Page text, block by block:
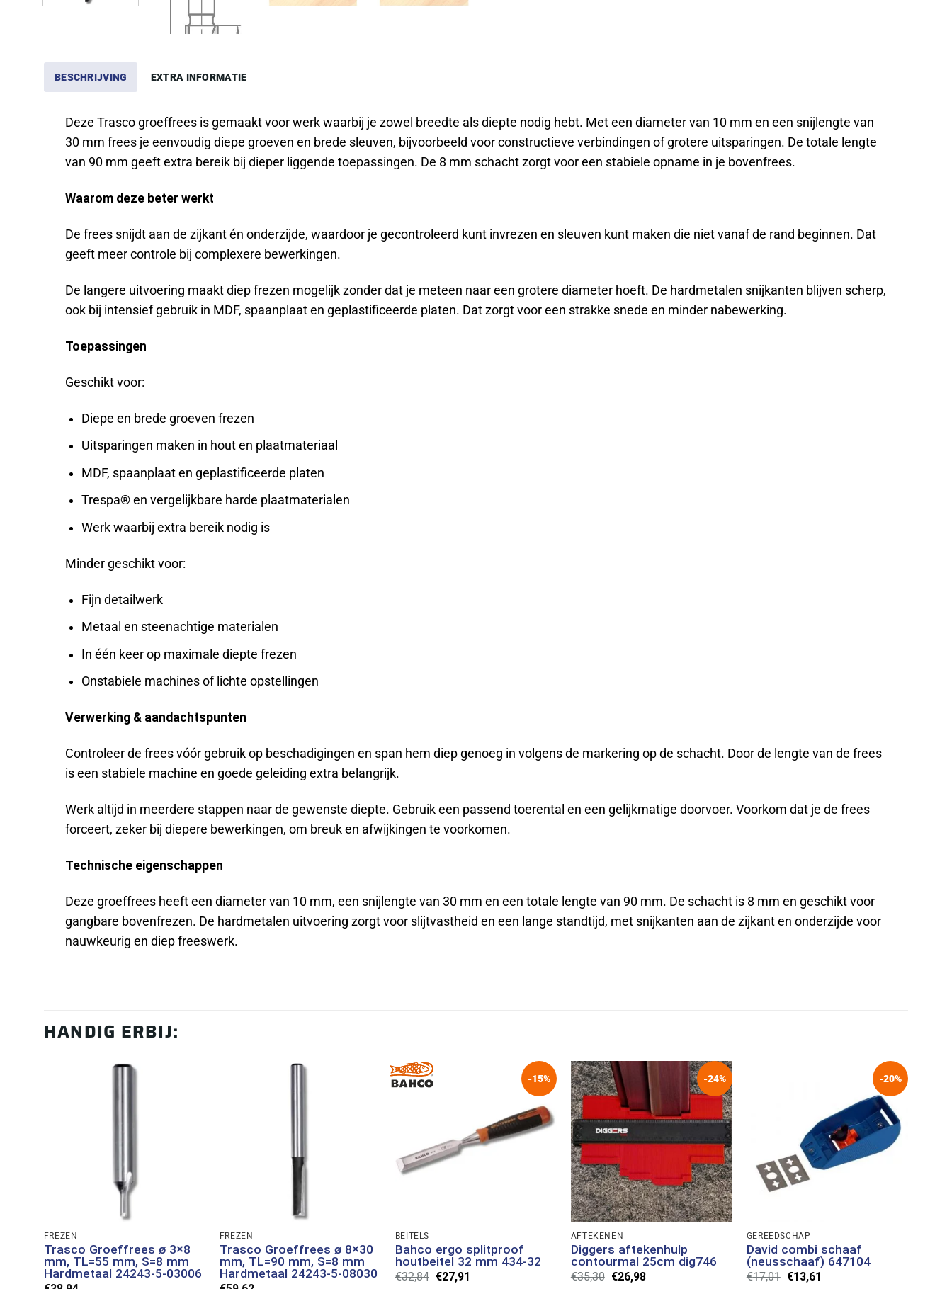
BESCHRIJVING EXTRA INFORMATIE
Deze Trasco groeffrees is gemaakt voor werk waarbij je zowel breedte als diepte nodig hebt. Met een diameter van 10 mm en een snijlengte van
30 mm frees je eenvoudig diepe groeven en brede sleuven, bijvoorbeeld voor constructieve verbindingen of grotere uitsparingen. De totale lengte
van 90 mm geeft extra bereik bij dieper liggende toepassingen. De 8 mm schacht zorgt voor een stabiele opname in je bovenfrees.
Waarom deze beter werkt
De frees snijdt aan de zijkant én onderzijde, waardoor je gecontroleerd kunt invrezen en sleuven kunt maken die niet vanaf de rand beginnen. Dat
geeft meer controle bij complexere bewerkingen.
De langere uitvoering maakt diep frezen mogelijk zonder dat je meteen naar een grotere diameter hoeft. De hardmetalen snijkanten blijven scherp,
ook bij intensief gebruik in MDF, spaanplaat en geplastificeerde platen. Dat zorgt voor een strakke snede en minder nabewerking.
Toepassingen
Geschikt voor:
Diepe en brede groeven frezen
Uitsparingen maken in hout en plaatmateriaal
MDF, spaanplaat en geplastificeerde platen
Trespa® en vergelijkbare harde plaatmaterialen
Werk waarbij extra bereik nodig is
Minder geschikt voor:
Fijn detailwerk
Metaal en steenachtige materialen
In één keer op maximale diepte frezen
Onstabiele machines of lichte opstellingen
Verwerking & aandachtspunten
Controleer de frees vóór gebruik op beschadigingen en span hem diep genoeg in volgens de markering op de schacht. Door de lengte van de frees
is een stabiele machine en goede geleiding extra belangrijk.
Werk altijd in meerdere stappen naar de gewenste diepte. Gebruik een passend toerental en een gelijkmatige doorvoer. Voorkom dat je de frees
forceert, zeker bij diepere bewerkingen, om breuk en afwijkingen te voorkomen.
Technische eigenschappen
Deze groeffrees heeft een diameter van 10 mm, een snijlengte van 30 mm en een totale lengte van 90 mm. De schacht is 8 mm en geschikt voor
gangbare bovenfrezen. De hardmetalen uitvoering zorgt voor slijtvastheid en een lange standtijd, met snijkanten aan de zijkant en onderzijde voor
nauwkeurig en diep freeswerk.
HANDIG ERBIJ:
FREZEN
Trasco Groeffrees ø 3×8
mm, TL=55 mm, S=8 mm
Hardmetaal 24243-5-03006
FREZEN
Trasco Groeffrees ø 8×30
mm, TL=90 mm, S=8 mm
Hardmetaal 24243-5-08030
-15%
BEITELS
Bahco ergo splitproof
houtbeitel 32 mm 434-32
€32,84 Oorspronkelijke
€27,91
-24%
AFTEKENEN
Diggers aftekenhulp
contourmal 25cm dig746
€35,30 Oorspronkelijke
€26,98Huidige
-20%
GEREEDSCHAP
David combi schaaf
(neusschaaf) 647104
€17,01 Oorspronkelijke
€13,61